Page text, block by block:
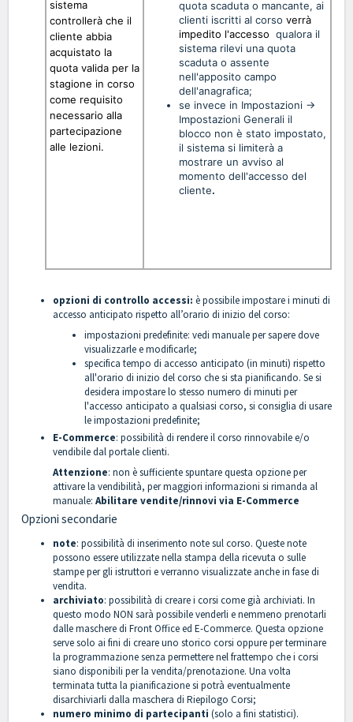
sistema
controllerà che il
cliente abbia
acquistato la
quota valida per la
stagione in corso
come requisito
necessario alla
partecipazione
alle lezioni.
quota scaduta o mancante, ai
clienti iscritti al corso verrà
impedito l'accesso qualora il
sistema rilevi una quota
scaduta o assente
nell'apposito campo
dell'anagrafica;
se invece in Impostazioni ->
Impostazioni Generali il
blocco non è stato impostato,
il sistema si limiterà a
mostrare un avviso al
momento dell'accesso del
cliente.
opzioni di controllo accessi: è possibile impostare i minuti di
accesso anticipato rispetto all’orario di inizio del corso:
impostazioni predefinite: vedi manuale per sapere dove
visualizzarle e modificarle;
specifica tempo di accesso anticipato (in minuti) rispetto
all'orario di inizio del corso che si sta pianificando. Se si
desidera impostare lo stesso numero di minuti per
l'accesso anticipato a qualsiasi corso, si consiglia di usare
le impostazioni predefinite;
E-Commerce: possibilità di rendere il corso rinnovabile e/o
vendibile dal portale clienti.
Attenzione: non è sufficiente spuntare questa opzione per
attivare la vendibilità, per maggiori informazioni si rimanda al
manuale: Abilitare vendite/rinnovi via E-Commerce
Opzioni secondarie
note: possibilità di inserimento note sul corso. Queste note
possono essere utilizzate nella stampa della ricevuta o sulle
stampe per gli istruttori e verranno visualizzate anche in fase di
vendita.
archiviato: possibilità di creare i corsi come già archiviati. In
questo modo NON sarà possibile venderli e nemmeno prenotarli
dalle maschere di Front Office ed E-Commerce. Questa opzione
serve solo ai fini di creare uno storico corsi oppure per terminare
la programmazione senza permettere nel frattempo che i corsi
siano disponibili per la vendita/prenotazione. Una volta
terminata tutta la pianificazione si potrà eventualmente
disarchiviarli dalla maschera di Riepilogo Corsi;
numero minimo di partecipanti (solo a fini statistici).